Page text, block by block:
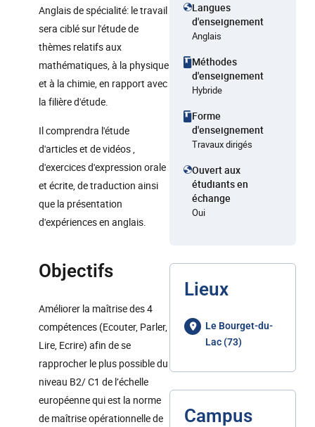
Anglais de spécialité: le travail
sera ciblé sur l'étude de
thèmes relatifs aux
mathématiques, à la physique
et à la chimie, en rapport avec
la filière d'étude.
Il comprendra l'étude
d'articles et de vidéos ,
d'exercices d'expression orale
et écrite, de traduction ainsi
que la présentation
d'expériences en anglais.
Objectifs
Améliorer la maîtrise des 4
compétences (Ecouter, Parler,
Lire, Ecrire) afin de se
rapprocher le plus possible du
niveau B2/ C1 de l’échelle
européenne qui est la norme
de maîtrise opérationnelle de
Langues
d'enseignement
Anglais
Méthodes
d'enseignement
Hybride
Forme
d'enseignement
Travaux dirigés
Ouvert aux
étudiants en
échange
Oui
Lieux
Le Bourget-du-
Lac (73)
Campus